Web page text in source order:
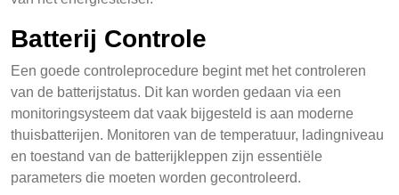
Batterij Controle
Een goede controleprocedure begint met het controleren
van de batterijstatus. Dit kan worden gedaan via een
monitoringsysteem dat vaak bijgesteld is aan moderne
thuisbatterijen. Monitoren van de temperatuur, ladingniveau
en toestand van de batterijkleppen zijn essentiële
parameters die moeten worden gecontroleerd.